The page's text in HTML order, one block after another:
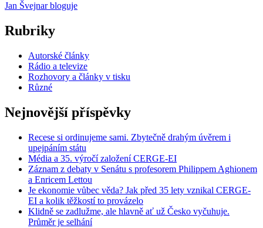
Jan Švejnar bloguje
Rubriky
Autorské články
Rádio a televize
Rozhovory a články v tisku
Různé
Nejnovější příspěvky
Recese si ordinujeme sami. Zbytečně drahým úvěrem i
upejpáním státu
Média a 35. výročí založení CERGE-EI
Záznam z debaty v Senátu s profesorem Philippem Aghionem
a Enricem Lettou
Je ekonomie vůbec věda? Jak před 35 lety vznikal CERGE-
EI a kolik těžkostí to provázelo
Klidně se zadlužme, ale hlavně ať už Česko vyčuhuje.
Průměr je selhání